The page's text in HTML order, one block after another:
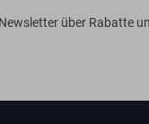
über Rabatte